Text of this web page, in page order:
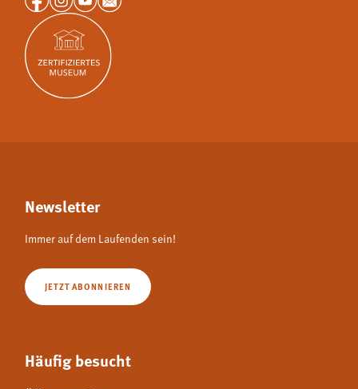
Newsletter
Immer auf dem Laufenden sein!
JETZT ABONNIEREN
Häufig besucht